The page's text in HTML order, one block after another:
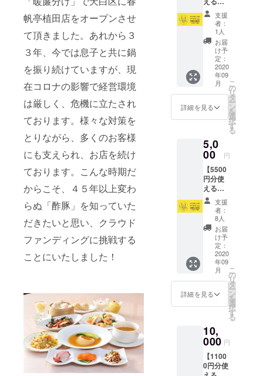
帆亭植田店をオープンさせ
て頂きました。あれから３
３年、今では息子と共に鍋
を振り続けていますが、現
在コロナの影響で経営環境
は厳しく、危機に立たされ
ております。様々な対策を
とりながら、多くのお客様
にも支えられ、お店を続け
ております。こんな時期だ
からこそ、４５年以上変わ
らぬ「酢豚」を知っていた
だきたいと思い、クラウド
ファンディングに挑戦する
ことにいたしました！
BUY
LOCAL
nagoya
カー
ド】 ・
店舗で
使える
3300円
分の食
券カー
ドをお
渡しい
カード
受け渡
し時
に、店
舗ス
タッフ
より心
からの
お礼の
メッ
セージ
をお伝
えしま
す。 ※
カード
は2020
年9月1
店舗に
てお受
くださ
い。 ※
支援
者：
1人
お届
け予
定：
2020
年09
月
詳細を見る
こ
の
リ
タ
ー
ン
を
選
択
す
る
5,0
00 円
【5500
円分使
えるの
BUY
LOCAL
nagoya
カー
ド】 ・
店舗で
使える
5500円
分の食
券カー
ドをお
渡しい
カード
受け渡
し時
に、店
舗ス
支援
者：
8人
お届
け予
定：
2020
年09
月
詳細を見る
こ
の
リ
タ
ー
ン
を
選
択
す
る
10,
000 円
【1100
0円分使